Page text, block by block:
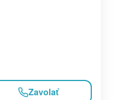
Zavolať